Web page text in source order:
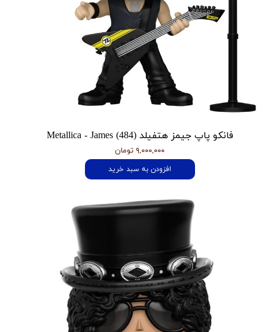
فانکو پاپ جیمز هتفیلد Metallica - James (484)
۹,۰۰۰,۰۰۰ تومان
افزودن به سبد خرید